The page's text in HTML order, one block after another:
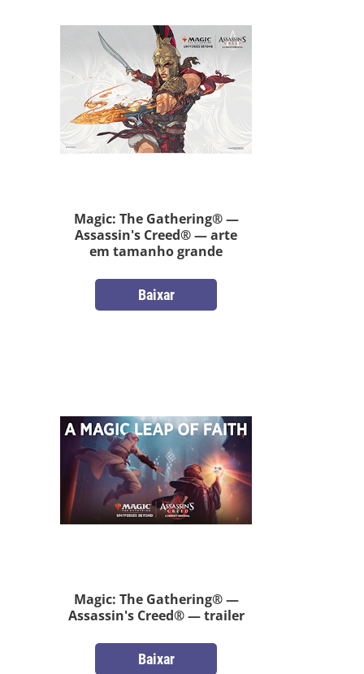
Magic: The Gathering® —
Assassin's Creed® — arte
em tamanho grande
Baixar
Magic: The Gathering® —
Assassin's Creed® — trailer
Baixar